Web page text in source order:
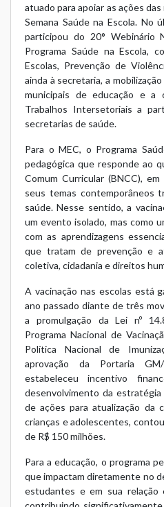
atuado para apoiar as ações
Semana Saúde na Escola. No
participou do 20° Webinário
Programa Saúde na Escola,
Escolas, Prevenção de
ainda à secretaria, a
municipais de educação e a
Trabalhos Intersetoriais a
secretarias de saúde.
Para o MEC, o Programa
pedagógica que responde ao
Comum Curricular (BNCC),
seus temas contemporâneos
saúde. Nesse sentido, a
um evento isolado, mas como
com as aprendizagens
que tratam de prevenção e
coletiva, cidadania e direitos
A vacinação nas escolas está
ano passado diante de três
a promulgação da Lei nº
Programa Nacional de
Política Nacional de
aprovação da Portaria
estabeleceu incentivo
desenvolvimento da
de ações para atualização da
crianças e adolescentes,
de R$ 150 milhões.
Para a educação, o programa
que impactam diretamente no
estudantes e em sua relação